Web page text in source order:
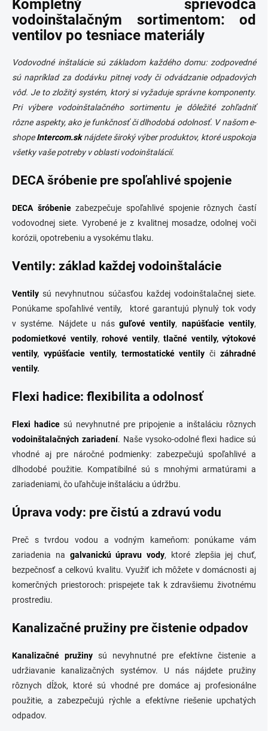
e
p
v
k
y
v
ý
p
s
u
o
v
a
n
i
e
Kompletný sprievodca
vodoinštalačným sortimentom: od
ventilov po tesniace materiály
Vodovodné inštalácie sú základom každého domu: zodpovedné
sú napríklad za dodávku pitnej vody či odvádzanie odpadových
vôd. Je to zložitý systém, ktorý si vyžaduje správne komponenty.
Pri výbere vodoinštalačného sortimentu je dôležité zohľadniť
rôzne aspekty, ako je funkčnosť či dlhodobá odolnosť. V našom e-
shope Intercom.sknájdete široký výber produktov, ktoré uspokoja
všetky vaše potreby v oblasti vodoinštalácií.
DECA šróbenie pre spoľahlivé spojenie
DECA šróbeniezabezpečuje spoľahlivé spojenie rôznych častí
vodovodnej siete. Vyrobené je z kvalitnej mosadze, odolnej voči
korózii, opotrebeniu a vysokému tlaku.
Ventily: základ každej vodoinštalácie
Ventily sú nevyhnutnou súčasťou každej vodoinštalačnej siete.
Ponúkame spoľahlivé ventily, ktoré garantujú plynulý tok vody
v systéme. Nájdete u nás guľové ventily, napúšťacie ventily,
podomietkové ventily, rohové ventily, tlačné ventily, výtokové
ventily, vypúšťacie ventily, termostatické ventily či záhradné
ventily.
Flexi hadice: flexibilita a odolnosť
Flexi hadice sú nevyhnutné pre pripojenie a inštaláciu rôznych
vodoinštalačných zariadení. Naše vysoko-odolné flexi hadice sú
vhodné aj pre náročné podmienky: zabezpečujú spoľahlivé a
dlhodobé použitie. Kompatibilné sú s mnohými armatúrami a
zariadeniami, čo uľahčuje inštaláciu a údržbu.
Úprava vody: pre čistú a zdravú vodu
Preč s tvrdou vodou a vodným kameňom: ponúkame vám
zariadenia na galvanickú úpravu vody, ktoré zlepšia jej chuť,
bezpečnosť a celkovú kvalitu. Využiť ich môžete v domácnosti aj
komerčných priestoroch: prispejete tak k zdravšiemu životnému
prostrediu.
Kanalizačné pružiny pre čistenie odpadov
Kanalizačné pružiny sú nevyhnutné pre efektívne čistenie a
udržiavanie kanalizačných systémov. U nás nájdete pružiny
rôznych dĺžok, ktoré sú vhodné pre domáce aj profesionálne
použitie, a zabezpečujú rýchle a efektívne riešenie upchatých
odpadov.